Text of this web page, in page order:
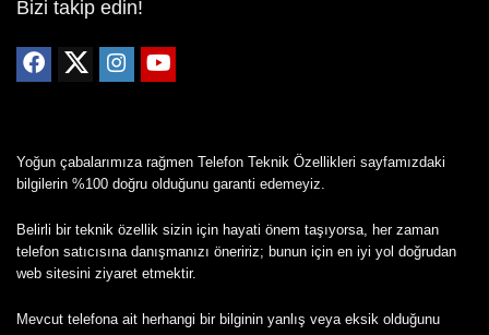
Bizi takip edin!
Yoğun çabalarımıza rağmen Telefon Teknik Özellikleri sayfamızdaki
bilgilerin %100 doğru olduğunu garanti edemeyiz.
Belirli bir teknik özellik sizin için hayati önem taşıyorsa, her zaman
telefon satıcısına danışmanızı öneririz; bunun için en iyi yol doğrudan
web sitesini ziyaret etmektir.
Mevcut telefona ait herhangi bir bilginin yanlış veya eksik olduğunu